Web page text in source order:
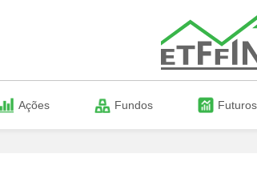
Ações Fundos Futuros